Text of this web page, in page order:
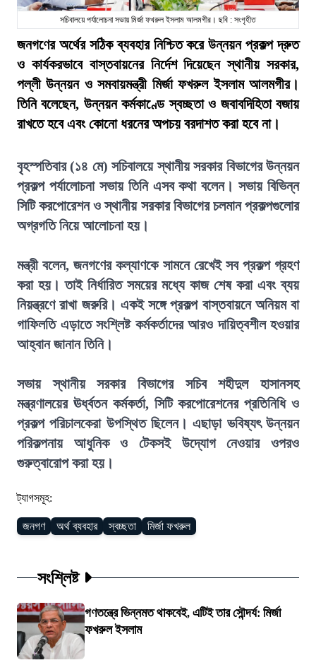
সচিবালয়ে পর্যালোচনা সভায় মির্জা ফখরুল ইসলাম আলমগীর। ছবি : সংগৃহীত
জনগণের অর্থের সঠিক ব্যবহার নিশ্চিত করে উন্নয়ন প্রকল্প দ্রুত
ও কার্যকরভাবে বাস্তবায়নের নির্দেশ দিয়েছেন স্থানীয় সরকার,
পল্লী উন্নয়ন ও সমবায়মন্ত্রী মির্জা ফখরুল ইসলাম আলমগীর।
তিনি বলেছেন, উন্নয়ন কর্মকাণ্ডে স্বচ্ছতা ও জবাবদিহিতা বজায়
রাখতে হবে এবং কোনো ধরনের অপচয় বরদাশত করা হবে না।
বৃহস্পতিবার (১৪ মে) সচিবালয়ে স্থানীয় সরকার বিভাগের উন্নয়ন
প্রকল্প পর্যালোচনা সভায় তিনি এসব কথা বলেন। সভায় বিভিন্ন
সিটি করপোরেশন ও স্থানীয় সরকার বিভাগের চলমান প্রকল্পগুলোর
অগ্রগতি নিয়ে আলোচনা হয়।
মন্ত্রী বলেন, জনগণের কল্যাণকে সামনে রেখেই সব প্রকল্প গ্রহণ
করা হয়। তাই নির্ধারিত সময়ের মধ্যে কাজ শেষ করা এবং ব্যয়
নিয়ন্ত্রণে রাখা জরুরি। একই সঙ্গে প্রকল্প বাস্তবায়নে অনিয়ম বা
গাফিলতি এড়াতে সংশ্লিষ্ট কর্মকর্তাদের আরও দায়িত্বশীল হওয়ার
আহ্বান জানান তিনি।
সভায় স্থানীয় সরকার বিভাগের সচিব শহীদুল হাসানসহ
মন্ত্রণালয়ের ঊর্ধ্বতন কর্মকর্তা, সিটি করপোরেশনের প্রতিনিধি ও
প্রকল্প পরিচালকেরা উপস্থিত ছিলেন। এছাড়া ভবিষ্যৎ উন্নয়ন
পরিকল্পনায় আধুনিক ও টেকসই উদ্যোগ নেওয়ার ওপরও
গুরুত্বারোপ করা হয়।
ট্যাগসমূহ:
জনগণ অর্থ ব্যবহার স্বচ্ছতা মির্জা ফখরুল
সংশ্লিষ্ট
গণতন্ত্রে ভিন্নমত থাকবেই, এটিই তার সৌন্দর্য: মির্জা
ফখরুল ইসলাম